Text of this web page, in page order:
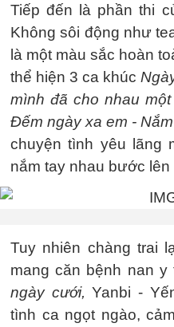
Tiếp đến là phần thi
Không sôi động như
là một màu sắc hoàn
thể hiện 3 ca khúc
mình đã cho nhau
Đếm ngày xa em -
chuyện tình yêu lãng
nắm tay nhau bước
Tuy nhiên chàng trai
mang căn bệnh nan y
ngày cưới,Yanbi -
tình ca ngọt ngào,